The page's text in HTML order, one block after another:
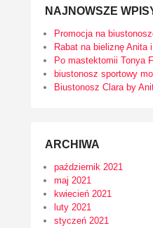
NAJNOWSZE
Promocja na
Rabat na bieliznę Anita
Po mastektomii Tonya
biustonosz sportowy
Biustonosz Clara by
ARCHIWA
październik 2021
maj 2021
kwiecień 2021
luty 2021
styczeń 2021